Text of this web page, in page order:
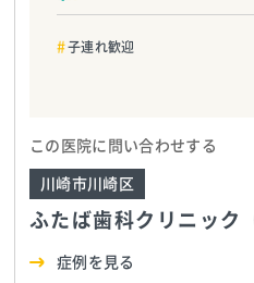
子連れ歓迎
この医院に問い合わせする
ふたば歯科クリニック
川崎市川崎区
症例を見る